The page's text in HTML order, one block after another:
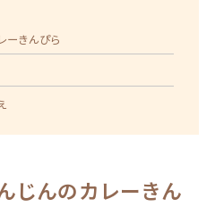
ーきんぴら
じんのカレーきん